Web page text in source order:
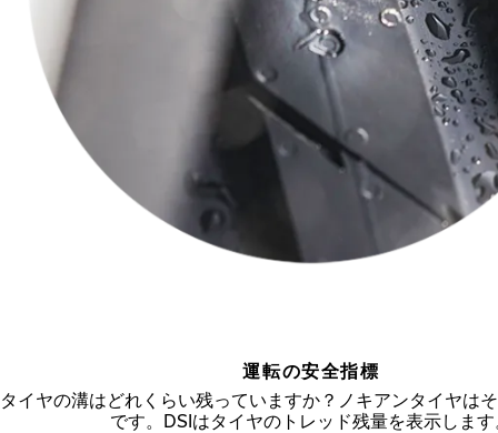
運転の安全指標
タイヤの溝はどれくらい残っていますか？ノキアンタイヤは
です。DSIはタイヤのトレッド残量を表示しま